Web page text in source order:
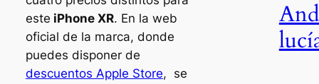
este iPhone XR. En la web
oficial de la marca, donde
puedes disponer de
descuentos Apple Store, se